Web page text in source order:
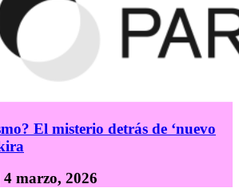
El misterio detrás de ‘nuevo
4 marzo, 2026